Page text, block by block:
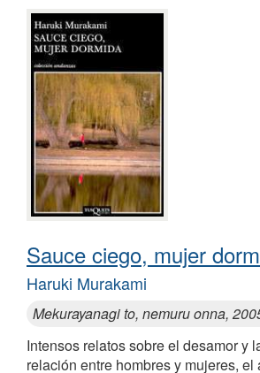
Sauce ciego, mujer
Haruki Murakami
Mekurayanagi to, nemuru onna,
Intensos relatos sobre el desamor y
relación entre hombres y mujeres,